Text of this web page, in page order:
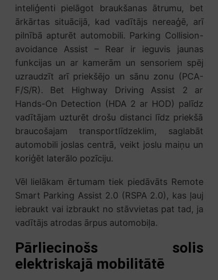
inteliģenti pielāgot braukšanas ātrumu, bet
ārkārtas situācijā, kad vadītājs nereaģē, arī
pilnībā apturēt automobili. Parking Collision-
avoidance Assist – Rear ir ieguvis jaunas
funkcijas un ar kamerām un sensoriem spēj
uzraudzīt arī priekšējo un sānu zonu (PCA-
F/S/R). Bet Highway Driving Assist 2 ar
Hands-On Detection (HDA 2 ar HOD) palīdz
vadītājam uzturēt drošu distanci līdz priekšā
braucošajam transportlīdzeklim, saglabāt
automobili joslas centrā, veikt joslu maiņu un
koriģēt laterālo pozīciju.
Vēl lielākam ērtumam tiek piedāvāts Remote
Smart Parking Assist 2.0 (RSPA 2.0), kas ļauj
iebraukt vai izbraukt no stāvvietas pat tad, ja
vadītājs atrodas ārpus automobiļa.
Pārliecinošs solis
elektriskajā mobilitātē